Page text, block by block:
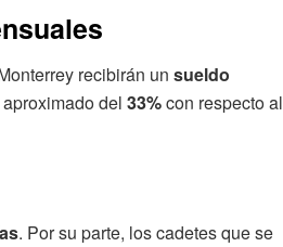
recibirán un sueldo
del 33%con respecto al
. Por su parte, los cadetes que se